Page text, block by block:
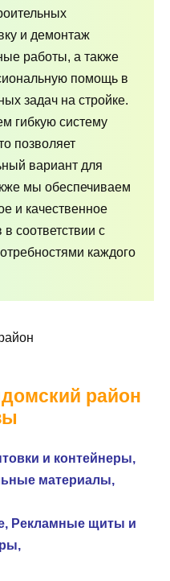
и демонтаж
работы, а также
помощь в
задач на стройке.
гибкую систему
позволяет
вариант для
мы обеспечиваем
и качественное
соответствии с
каждого
район
и контейнеры,
материалы,
Рекламные щиты и